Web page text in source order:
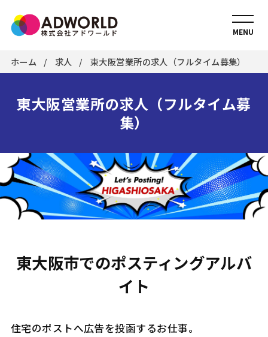
MENU
ホーム 求人 東大阪営業所の求人（フルタイム募集）
東大阪営業所の求人（フルタイム募
集）
東大阪市でのポスティングアルバ
イト
住宅のポストへ広告を投函するお仕事。